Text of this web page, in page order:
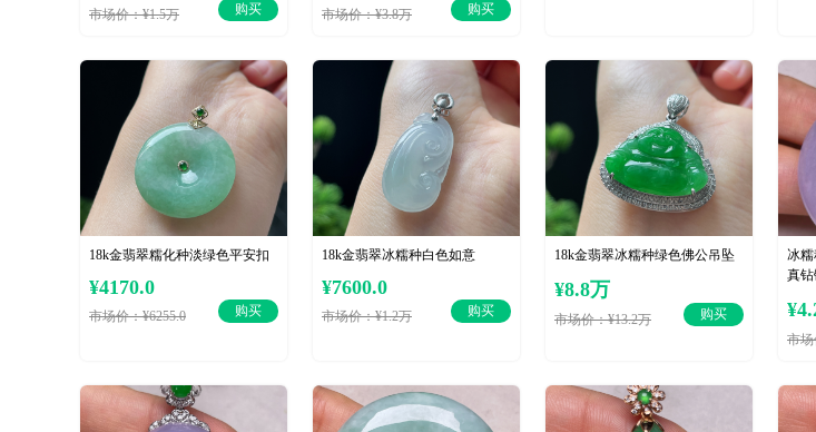
市场价：¥1.5万 购买 市场价：¥3.8万 购买
18k金翡翠糯化种淡绿色平安扣
¥4170.0
市场价：¥6255.0 购买
18k金翡翠冰糯种白色如意
¥7600.0
市场价：¥1.2万 购买
18k金翡翠冰糯种绿色佛公吊坠
¥8.8万
市场价：¥13.2万 购买
冰
真
市场